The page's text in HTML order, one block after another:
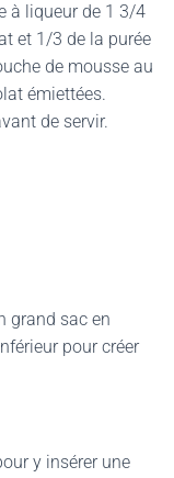
à liqueur de 1 3/4
et 1/3 de la purée
de mousse au
émiettées.
de servir.
grand sac en
pour créer
y insérer une